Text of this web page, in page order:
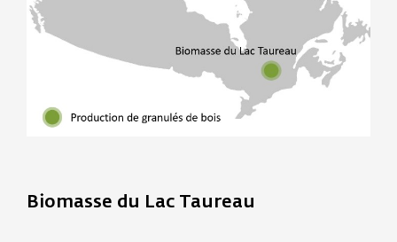
Biomasse du Lac Taureau